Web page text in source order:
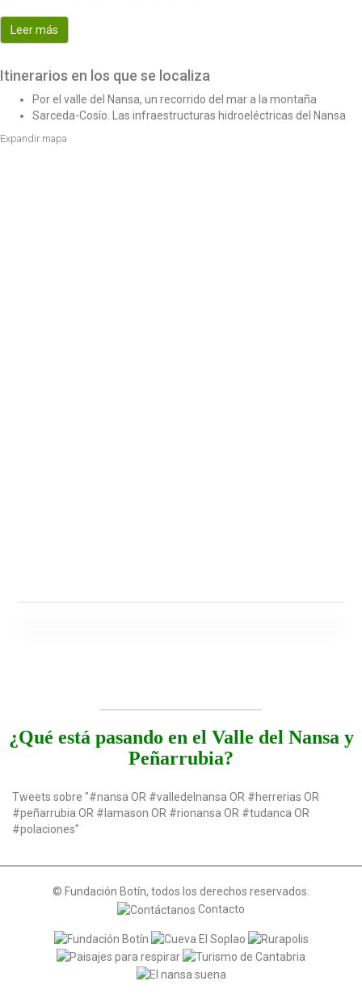
Leer más
Itinerarios en los que se localiza
Por el valle del Nansa, un recorrido del mar a la montaña
Sarceda-Cosío. Las infraestructuras hidroeléctricas del Nansa
Expandir mapa
¿Qué está pasando en el Valle del Nansa y
Peñarrubia?
Tweets sobre "#nansa OR #valledelnansa OR #herrerias OR
#peñarrubia OR #lamason OR #rionansa OR #tudanca OR
#polaciones"
© Fundación Botín, todos los derechos reservados.
Contacto